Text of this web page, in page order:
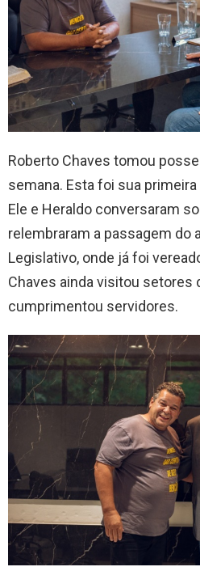
Roberto Chaves tomou
semana. Esta foi sua
Ele e Heraldo conversaram
relembraram a passagem do
Legislativo, onde já foi
Chaves ainda visitou setores
cumprimentou servidores.